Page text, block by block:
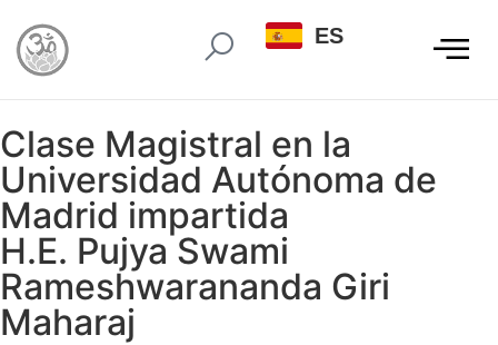
ES
Clase Magistral en la
Universidad Autónoma de
Madrid impartida
H.E. Pujya Swami
Rameshwarananda Giri
Maharaj